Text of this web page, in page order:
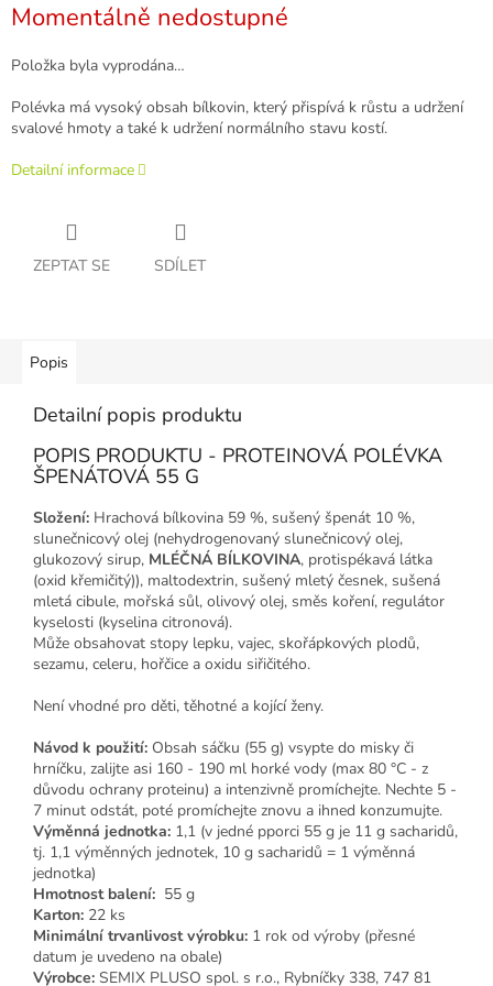
cena:
Momentálně nedostupné
Položka byla vyprodána…
Polévka má vysoký obsah bílkovin, který přispívá k růstu a udržení
svalové hmoty a také k udržení normálního stavu kostí.
Detailní informace
ZEPTAT SE SDÍLET
Popis
Detailní popis produktu
POPIS PRODUKTU - PROTEINOVÁ POLÉVKA
ŠPENÁTOVÁ 55 G
Složení: Hrachová bílkovina 59 %, sušený špenát 10 %,
slunečnicový olej (nehydrogenovaný slunečnicový olej,
glukozový sirup, MLÉČNÁ BÍLKOVINA, protispékavá látka
(oxid křemičitý)), maltodextrin, sušený mletý česnek, sušená
mletá cibule, mořská sůl, olivový olej, směs koření, regulátor
kyselosti (kyselina citronová).
Může obsahovat stopy lepku, vajec, skořápkových plodů,
sezamu, celeru, hořčice a oxidu siřičitého.
Není vhodné pro děti, těhotné a kojící ženy.
Návod k použití: Obsah sáčku (55 g) vsypte do misky či
hrníčku, zalijte asi 160 - 190 ml horké vody (max 80 °C - z
důvodu ochrany proteinu) a intenzivně promíchejte. Nechte 5 -
7 minut odstát, poté promíchejte znovu a ihned konzumujte.
Výměnná jednotka: 1,1 (v jedné pporci 55 g je 11 g sacharidů,
tj. 1,1 výměnných jednotek, 10 g sacharidů = 1 výměnná
jednotka)
Hmotnost balení: 55 g
Karton: 22 ks
Minimální trvanlivost výrobku: 1 rok od výroby (přesné
datum je uvedeno na obale)
Výrobce: SEMIX PLUSO spol. s r.o., Rybníčky 338, 747 81